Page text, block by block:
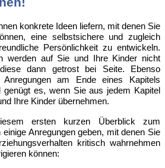
konkrete Ideen liefern, mit denen Sie
eine selbstsichere und zugleich
Persönlichkeit zu entwickeln.
werden auf Sie und Ihre Kinder nicht
dann getrost bei Seite. Ebenso
am Ende eines Kapitels
genügt es, wenn Sie aus jedem Kapitel
Ihre Kinder übernehmen.
ersten kurzen Überblick zum
Anregungen geben, mit denen Sie
kritisch wahrnehmen
können: